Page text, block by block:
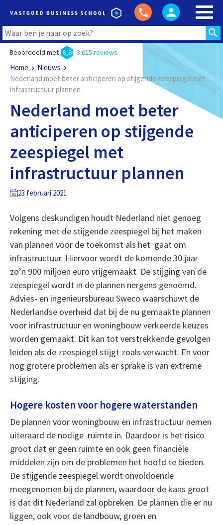
Beoordeeld met 8,6 3.615 reviews
Home
Nieuws
Nederland moet beter anticiperen op stijgende zeespiegel met
infrastructuur plannen
Nederland moet beter
anticiperen op stijgende
zeespiegel met
infrastructuur plannen
23 februari 2021
Volgens deskundigen houdt Nederland niet genoeg
rekening met de stijgende zeespiegel bij het maken
van plannen voor de toekomst als het gaat om
infrastructuur. Hiervoor wordt de komende 30 jaar
zo’n 900 miljoen euro vrijgemaakt. De stijging van de
zeespiegel wordt in de plannen nergens genoemd.
Advies- en ingenieursbureau Sweco waarschuwt de
Nederlandse overheid dat bij de nu gemaakte plannen
voor infrastructuur en woningbouw verkeerde keuzes
worden gemaakt. Dit kan tot verstrekkende gevolgen
leiden als de zeespiegel stijgt zoals verwacht. En voor
nog grotere problemen als er sprake is van extreme
stijging.
Hogere kosten voor hogere waterstanden
De plannen voor woningbouw en infrastructuur nemen
uiteraard de nodige ruimte in. Daardoor is het risico
groot dat er geen ruimte en ook geen financiële
middelen zijn om de problemen het hoofd te bieden.
De stijgende zeespiegel wordt onvoldoende
meegenomen bij de plannen, waardoor de kans groot
is dat dit Nederland zal opbreken. De plannen die er nu
liggen, ook voor de landbouw, groen en